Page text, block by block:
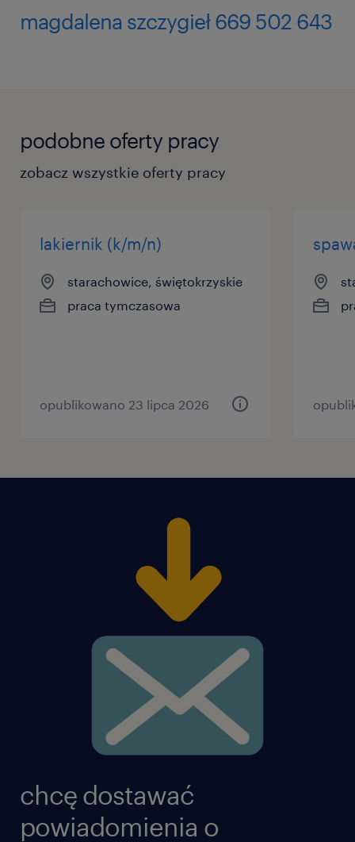
magdalena szczygieł 669 502 643
podobne oferty pracy
zobacz wszystkie oferty pracy
lakiernik (k/m/n)
starachowice, świętokrzyskie
praca tymczasowa
opublikowano 23 lipca 2026
chcę dostawać
powiadomienia o